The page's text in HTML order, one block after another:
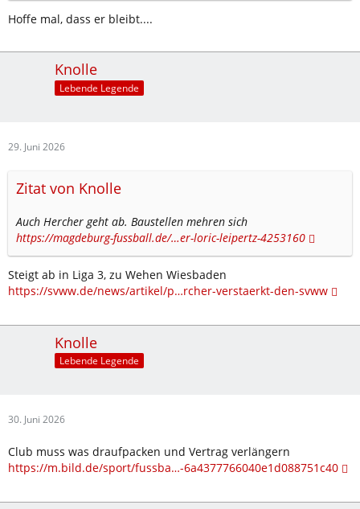
Hoffe mal, dass er bleibt....
Knolle
Lebende Legende
29. Juni 2026
Zitat von Knolle
Auch Hercher geht ab. Baustellen mehren sich
https://magdeburg-fussball.de/…er-loric-leipertz-4253160
Steigt ab in Liga 3, zu Wehen Wiesbaden
https://svww.de/news/artikel/p…rcher-verstaerkt-den-svww
Knolle
Lebende Legende
30. Juni 2026
Club muss was draufpacken und Vertrag verlängern
https://m.bild.de/sport/fussba…-6a4377766040e1d088751c40